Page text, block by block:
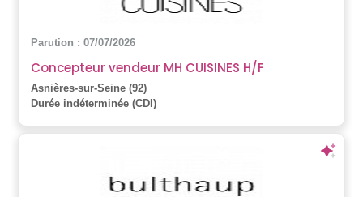
Parution : 07/07/2026
Concepteur vendeur MH CUISINES H/F
Asnières-sur-Seine (92)
Durée indéterminée (CDI)